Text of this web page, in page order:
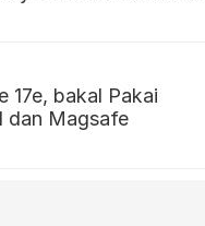
17e, bakal Pakai
dan Magsafe